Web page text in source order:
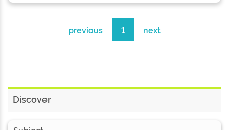
previous 1 next
Discover